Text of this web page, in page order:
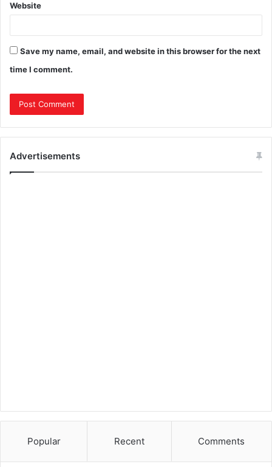
Website
Save my name, email, and website in this browser for the next
time I comment.
Advertisements
Popular Recent Comments